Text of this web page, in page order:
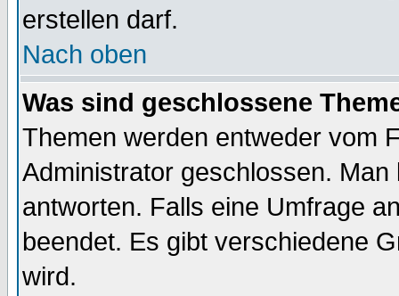
erstellen darf.
Nach oben
Was sind geschlossene
Themen werden entweder vom
Administrator geschlossen.
antworten. Falls eine Umfrage
beendet. Es gibt verschiedene
wird.